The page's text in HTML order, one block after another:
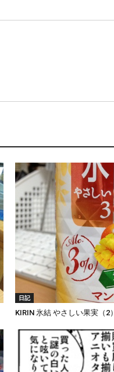
日記
KIRIN 氷結 やさしい果実（2）